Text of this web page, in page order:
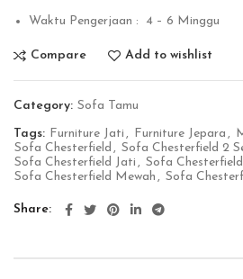
Waktu Pengerjaan : 4 – 6 Minggu
Compare Add to wishlist
Category: Sofa Tamu
Tags: Furniture Jati , Furniture Jepara ,
Sofa Chesterfield , Sofa Chesterfield 2
Sofa Chesterfield Jati , Sofa
Sofa Chesterfield Mewah , Sofa
Share